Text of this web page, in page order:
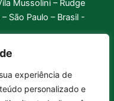
experiência de
personalizado e
Mussolini – Rudge
São Paulo – Brasil -